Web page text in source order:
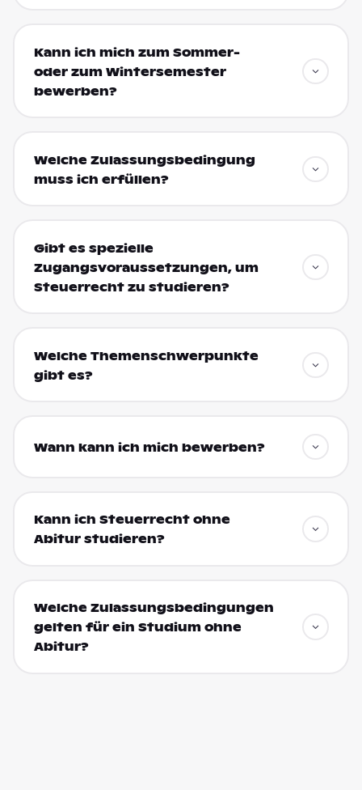
Kann ich mich zum Sommer-
oder zum Wintersemester
bewerben?
Welche Zulassungsbedingung
muss ich erfüllen?
Gibt es spezielle
Zugangsvoraussetzungen, um
Steuerrecht zu studieren?
Welche Themenschwerpunkte
gibt es?
Wann kann ich mich bewerben?
Kann ich Steuerrecht ohne
Abitur studieren?
Welche Zulassungsbedingungen
gelten für ein Studium ohne
Abitur?